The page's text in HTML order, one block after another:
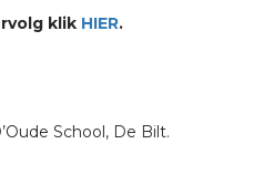
klik HIER.
School, De Bilt.